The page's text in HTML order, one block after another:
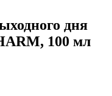
дня
100 мл